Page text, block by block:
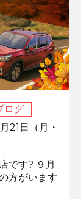
ログ
日（月・
です? ９月
方がいます